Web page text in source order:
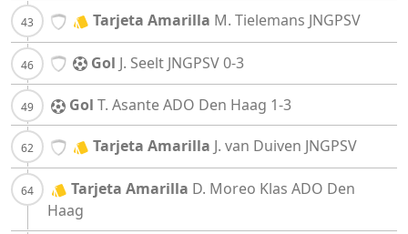
Tarjeta Amarilla M. Tielemans JNGPSV
Gol J. Seelt JNGPSV0-3
Gol T. AsanteADO Den Haag 1-3
Tarjeta Amarilla J. van Duiven JNGPSV
Tarjeta Amarilla D. Moreo Klas ADO Den
Haag